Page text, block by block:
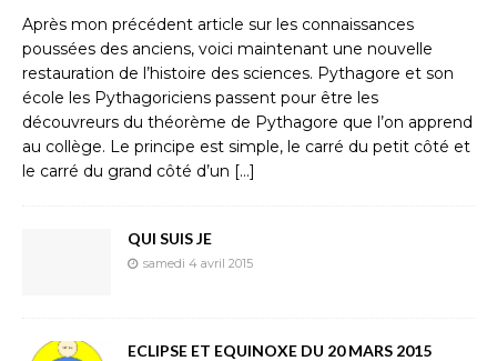
Après mon précédent article sur les connaissances
poussées des anciens, voici maintenant une nouvelle
restauration de l’histoire des sciences. Pythagore et son
école les Pythagoriciens passent pour être les
découvreurs du théorème de Pythagore que l’on apprend
au collège. Le principe est simple, le carré du petit côté et
le carré du grand côté d’un […]
QUI SUIS JE
samedi 4 avril 2015
ECLIPSE ET EQUINOXE DU 20 MARS 2015